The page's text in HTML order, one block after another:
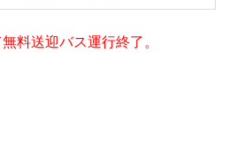
料送迎バス運行終了。